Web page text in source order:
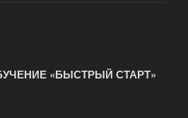
«БЫСТРЫЙ СТАРТ»